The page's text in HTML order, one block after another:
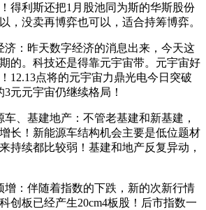
得利斯还把1月股池同为斯的华斯股份
，没卖再博弈也可以，适合持筹博弈。
：昨天数字经济的消息出来，今天这
的。科技还是得靠元宇宙带。元宇宙好
12.13点将的元宇宙力鼎光电今日突破
元元宇宙仍继续格局！
基建地产：不管老基建和新基建，
长！新能源车结构机会主要是低位题材
持续都比较弱！基建和地产反复异动，
：伴随着指数的下跌，新的次新行情
创板已经产生20cm4板股！后市指数一